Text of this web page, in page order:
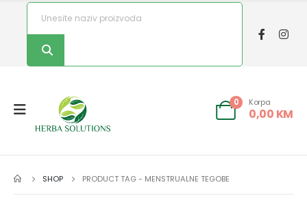
0 Korpa
0,00 KM
SHOP PRODUCT TAG - MENSTRUALNE TEGOBE